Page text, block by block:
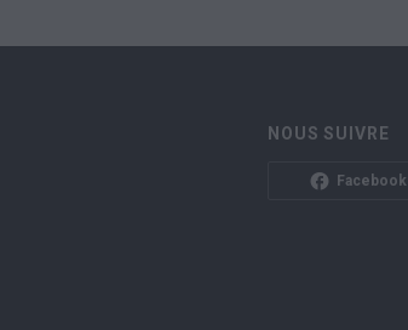
NOUS SUIVRE
Facebook